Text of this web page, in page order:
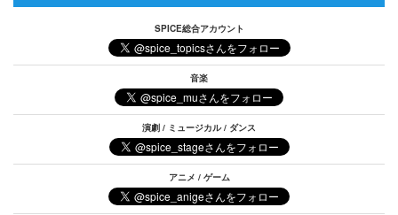
SPICE総合アカウント
音楽
演劇 / ミュージカル / ダンス
アニメ / ゲーム